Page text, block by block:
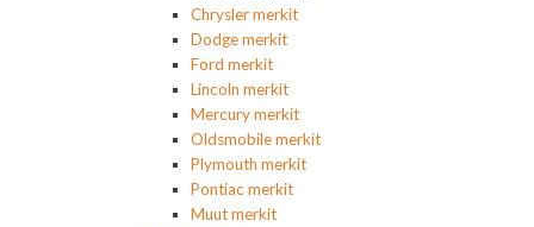
Chrysler merkit
Dodge merkit
Ford merkit
Lincoln merkit
Mercury merkit
Oldsmobile merkit
Plymouth merkit
Pontiac merkit
Muut merkit